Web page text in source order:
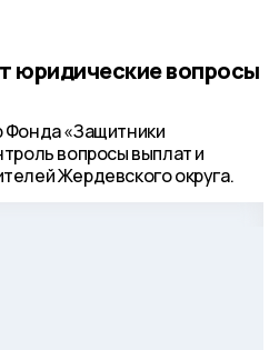
юридические вопросы
Фонда «Защитники
вопросы выплат и
Жердевского округа.